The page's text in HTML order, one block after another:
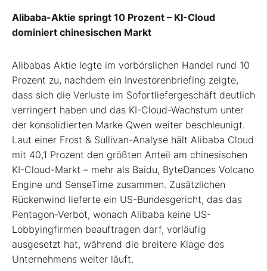
Alibaba-Aktie springt 10 Prozent – KI-Cloud
dominiert chinesischen Markt
Alibabas Aktie legte im vorbörslichen Handel rund 10
Prozent zu, nachdem ein Investorenbriefing zeigte,
dass sich die Verluste im Sofortliefergeschäft deutlich
verringert haben und das KI-Cloud-Wachstum unter
der konsolidierten Marke Qwen weiter beschleunigt.
Laut einer Frost & Sullivan-Analyse hält Alibaba Cloud
mit 40,1 Prozent den größten Anteil am chinesischen
KI-Cloud-Markt – mehr als Baidu, ByteDances Volcano
Engine und SenseTime zusammen. Zusätzlichen
Rückenwind lieferte ein US-Bundesgericht, das das
Pentagon-Verbot, wonach Alibaba keine US-
Lobbyingfirmen beauftragen darf, vorläufig
ausgesetzt hat, während die breitere Klage des
Unternehmens weiter läuft.